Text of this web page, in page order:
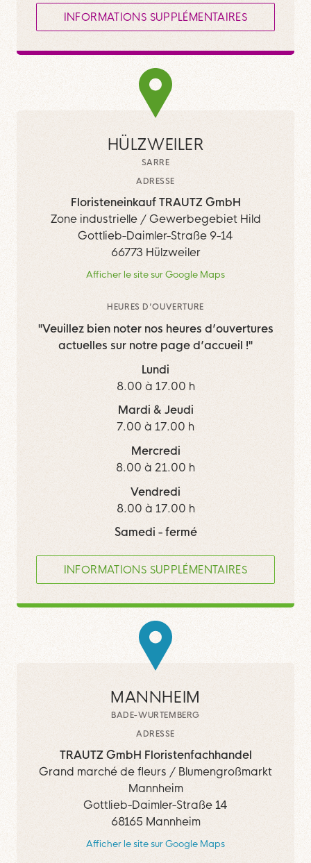
INFORMATIONS SUPPLÉMENTAIRES
HÜLZWEILER
SARRE
ADRESSE
Floristeneinkauf TRAUTZ GmbH
Zone industrielle / Gewerbegebiet Hild
Gottlieb-Daimler-Straße 9-14
66773 Hülzweiler
Afficher le site sur Google Maps
HEURES D’OUVERTURE
"Veuillez bien noter nos heures d’ouvertures
actuelles sur notre page d’accueil !"
Lundi
8.00 à 17.00 h
Mardi & Jeudi
7.00 à 17.00 h
Mercredi
8.00 à 21.00 h
Vendredi
8.00 à 17.00 h
Samedi - fermé
INFORMATIONS SUPPLÉMENTAIRES
MANNHEIM
BADE-WURTEMBERG
ADRESSE
TRAUTZ GmbH Floristenfachhandel
Grand marché de fleurs / Blumengroßmarkt
Mannheim
Gottlieb-Daimler-Straße 14
68165 Mannheim
Afficher le site sur Google Maps